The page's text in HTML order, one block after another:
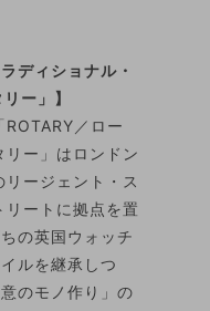
ディショナル・
ー」】
「ROTARY／ロー
リー」はロンドン
リージェント・ス
リートに拠点を置
の英国ウォッチ
ルを継承しつ
のモノ作り」の